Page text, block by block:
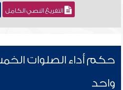
التفريغ النصي الكامل
حكم أداء الصلوات
واحد